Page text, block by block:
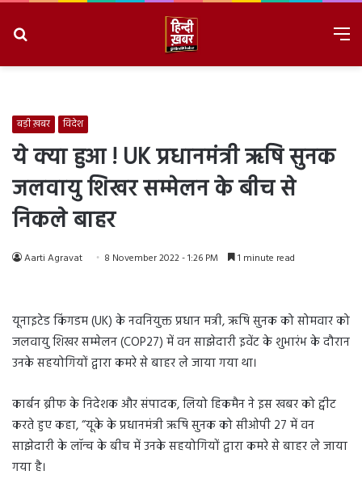
बड़ी ख़बर विदेश
ये क्या हुआ ! UK प्रधानमंत्री ऋषि सुनक
जलवायु शिखर सम्मेलन के बीच से
निकले बाहर
Aarti Agravat 8 November 2022 - 1:26 PM 1 minute read
यूनाइटेड किंगडम (UK) के नवनियुक्त प्रधान मत्री, ऋषि सुनक को सोमवार को
जलवायु शिखर सम्मेलन (COP27) में वन साझेदारी इवेंट के शुभारंभ के दौरान
उनके सहयोगियों द्वारा कमरे से बाहर ले जाया गया था।
कार्बन ब्रीफ के निदेशक और संपादक, लियो हिकमैन ने इस खबर को ट्वीट
करते हुए कहा, “यूके के प्रधानमंत्री ऋषि सुनक को सीओपी 27 में वन
साझेदारी के लॉन्च के बीच में उनके सहयोगियों द्वारा कमरे से बाहर ले जाया
गया है।